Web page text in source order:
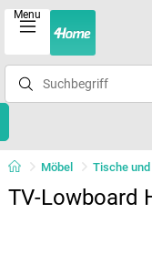
Menu
Möbel Tische
TV-Lowboard